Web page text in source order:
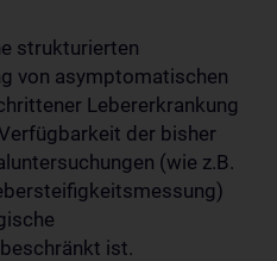
strukturierten
von asymptomatischen
Lebererkrankung
der bisher
(wie z.B.
ist.